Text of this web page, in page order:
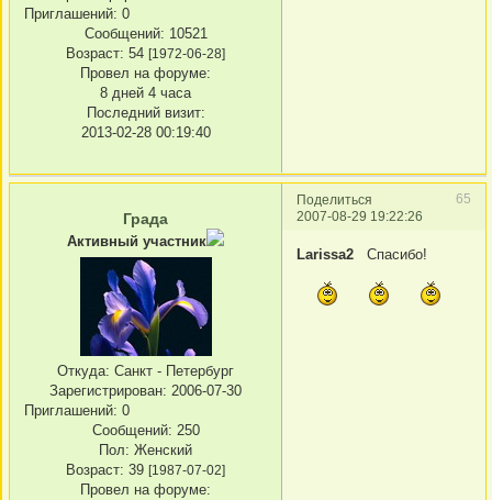
Приглашений: 0
Сообщений: 10521
Возраст: 54 [1972-06-28]
Провел на форуме:
8 дней 4 часа
Последний визит:
2013-02-28 00:19:40
Поделиться
65
2007-08-29 19:22:26
Града
Активный участник
Откуда: Санкт - Петербург
Зарегистрирован: 2006-07-30
Приглашений: 0
Сообщений: 250
Пол: Женский
Возраст: 39 [1987-07-02]
Провел на форуме:
Larissa2 Спасибо!